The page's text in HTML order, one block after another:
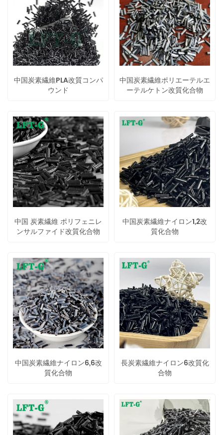
中国炭素繊維PLA改質コンパ
ウンド
中国炭素繊維ポリエーテルエ
ーテルケトン改質化合物
中国 炭素繊維 ポリフェニレ
ンサルファイド改質化合物
中国炭素繊維ナイロン1,2改
質化合物
中国炭素繊維ナイロン6,6改
質化合物
長炭素繊維ナイロン6改質化
合物